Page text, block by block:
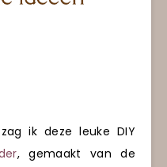
zag ik deze leuke DIY
, gemaakt van de